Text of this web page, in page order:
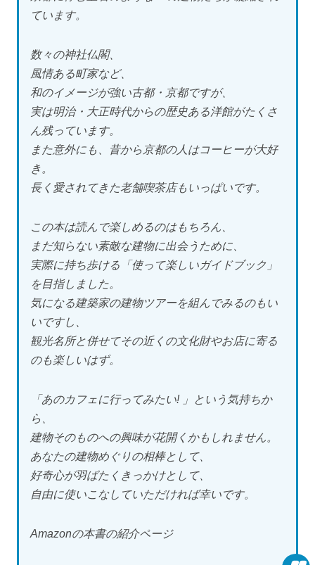
ています。
数々の神社仏閣、
風情ある町家など、
和のイメージが強い古都・京都ですが、
実は明治・大正時代からの歴史ある洋館がたくさ
ん残っています。
また意外にも、昔から京都の人はコーヒーが大好
き。
長く愛されてきた老舗喫茶店もいっぱいです。
この本は読んで楽しめるのはもちろん、
まだ知らない素敵な建物に出会うために、
実際に持ち歩ける「使って楽しいガイドブック」
を目指しました。
気になる建築家の建物ツアーを組んでみるのもい
いですし、
観光名所と併せてその近くの文化財やお店に寄る
のも楽しいはず。
「あのカフェに行ってみたい! 」という気持ちか
ら、
建物そのものへの興味が花開くかもしれません。
あなたの建物めぐりの相棒として、
好奇心が羽ばたくきっかけとして、
自由に使いこなしていただければ幸いです。
Amazonの本書の紹介ページ